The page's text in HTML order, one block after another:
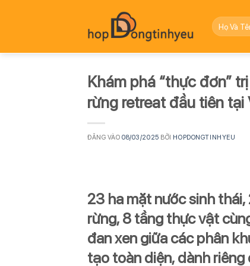
dung
Khám phá “thực đơn”
rừng retreat đầu tiên tại
ĐĂNG VÀO08/03/2025 BỞI HOPDONGTINHYEU
23 ha mặt nước sinh
rừng, 8 tầng thực vật
đan xen giữa các phân
tạo toàn diện, dành